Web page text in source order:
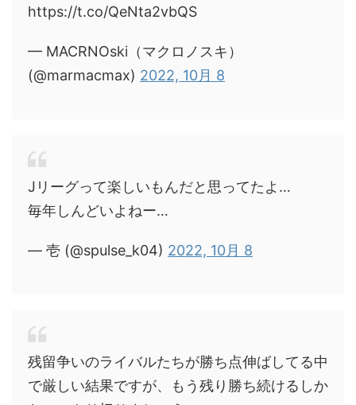
https://t.co/QeNta2vbQS
— MACRNOski（マクロノスキ）
(@marmacmax) 2022, 10月 8
Jリーグって楽しいもんだと思ってたよ…
毎年しんどいよねー…
— 壱 (@spulse_k04) 2022, 10月 8
残留争いのライバルたちが勝ち点伸ばしてる中
で厳しい結果ですが、もう残り勝ち続けるしか